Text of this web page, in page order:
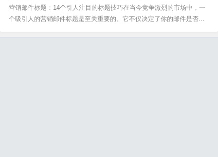
销平台的基础功能 在选择邮件营销商时，首先要考虑的...
营销邮件标题：14个引人注目的标题技巧在当今竞争激烈的市场中，一
个吸引人的营销邮件标题是至关重要的。它不仅决定了你的邮件是否会